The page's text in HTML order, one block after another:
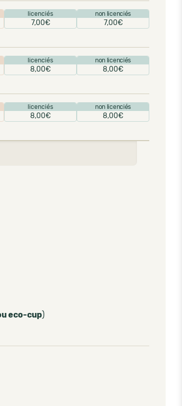
licenciés
7,00€
non licenciés
7,00€
licenciés
8,00€
non licenciés
8,00€
licenciés
8,00€
non licenciés
8,00€
eco-cup)